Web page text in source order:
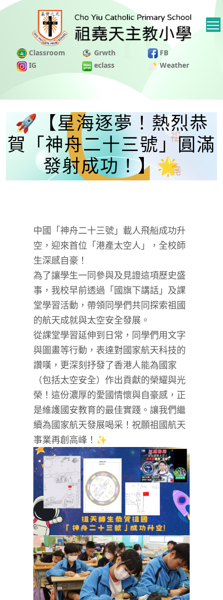
Classroom Grwth
FB
IG
eclass Weather
🚀【星海逐夢！熱烈恭
賀「神舟二十三號」圓滿
發射成功！】🌟
中國「神舟二十三號」載人飛船成功升
空，迎來首位「港產太空人」，全校師
生深感自豪！
為了讓學生一同參與及見證這項歷史盛
事，我校早前透過「國旗下講話」及課
堂學習活動，帶領同學們共同探索祖國
的航天成就與太空安全發展。
從課堂學習延伸到日常，同學們用文字
與圖畫等行動，表達對國家航天科技的
讚嘆，更深刻抒發了香港人能為國家
（包括太空安全）作出貢獻的榮耀與光
榮！這份濃厚的愛國情懷與自豪感，正
是維護國安教育的最佳實踐。讓我們繼
續為國家航天發展喝采！祝願祖國航天
事業再創高峰！✨